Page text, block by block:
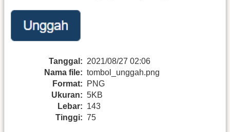
Tanggal: 2021/08/27 02:06
Nama file: tombol_unggah.png
Format:
PNG
Ukuran: 5KB
Lebar: 143
Tinggi: 75